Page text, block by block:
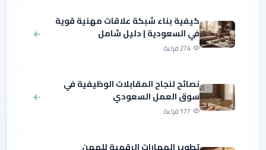
كيفية بناء شبكة علاقات مهنية قوية
في السعودية | دليل شامل
274 قراءة
نصائح لنجاح المقابلات الوظيفية في
سوق العمل السعودي
177 قراءة
تطوير المهارات الرقمية للمهن